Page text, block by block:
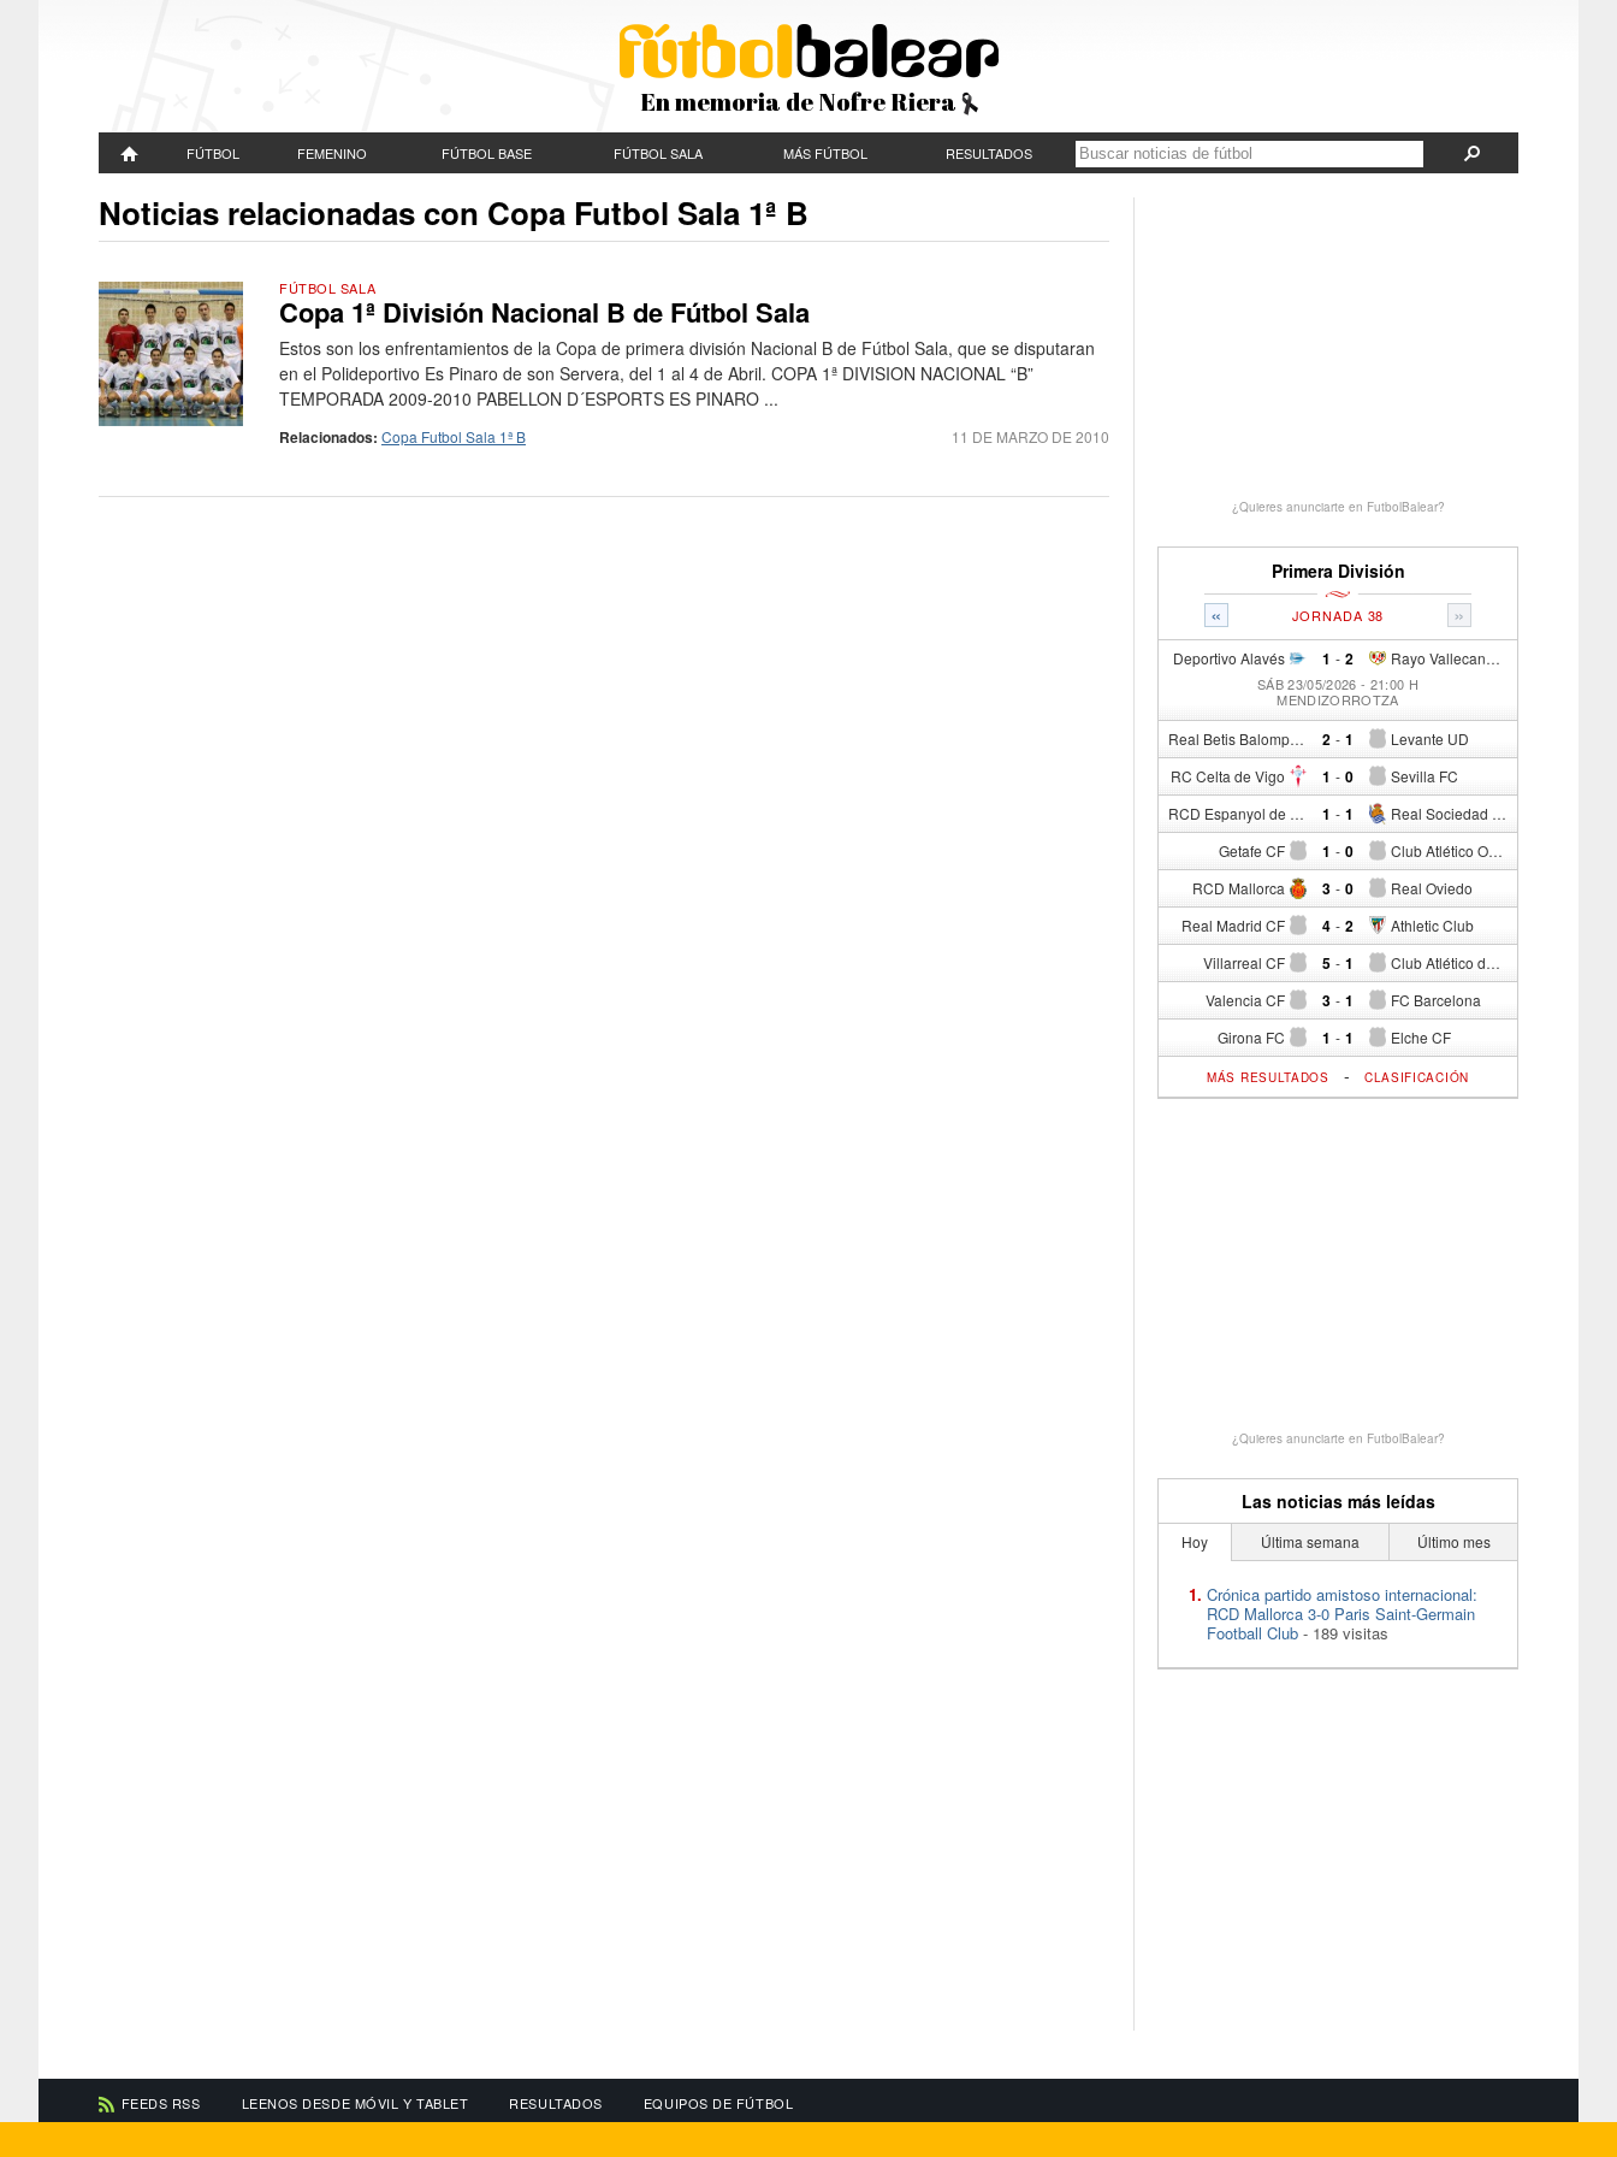
En memoria de Nofre Riera
FÚTBOL FEMENINO FÚTBOL BASE FÚTBOL SALA MÁS FÚTBOL RESULTADOS
Noticias relacionadas con Copa Futbol Sala 1ª B
FÚTBOL SALA
Copa 1ª División Nacional B de Fútbol Sala
Estos son los enfrentamientos de la Copa de primera división Nacional B de Fútbol Sala, que se disputaran
en el Polideportivo Es Pinaro de son Servera, del 1 al 4 de Abril. COPA 1ª DIVISION NACIONAL “B”
TEMPORADA 2009-2010 PABELLON D´ESPORTS ES PINARO ...
11 DE MARZO DE 2010
Relacionados: Copa Futbol Sala 1ª B
¿Quieres anunciarte en FutbolBalear?
Primera División
« »
JORNADA 38
Deportivo Alavés 1 - Rayo Vallecano de Madrid
2
SÁB 23/05/2026 - 21:00 H
MENDIZORROTZA
Real Betis Balompié 2 - Levante UD
1
RC Celta de Vigo 1 - Sevilla FC
0
RCD Espanyol de Barcelona 1 - Real Sociedad de Fútbol
1
Getafe CF 1 - Club Atlético Osasuna
0
RCD Mallorca 3 - Real Oviedo
0
Real Madrid CF 4 - Athletic Club
2
Villarreal CF 5 - Club Atlético de Madrid
1
Valencia CF 3 - FC Barcelona
1
Girona FC 1 - Elche CF
1
MÁS RESULTADOS - CLASIFICACIÓN
¿Quieres anunciarte en FutbolBalear?
Las noticias más leídas
Hoy Última semana Último mes
Crónica partido amistoso internacional:
RCD Mallorca 3-0 Paris Saint-Germain
Football Club - 189 visitas
FEEDS RSS LEENOS DESDE MÓVIL Y TABLET RESULTADOS EQUIPOS DE FÚTBOL